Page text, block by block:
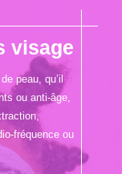
visage
peau, qu’il
ou anti-âge,
fréquence ou